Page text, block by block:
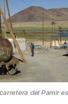
del Pamir